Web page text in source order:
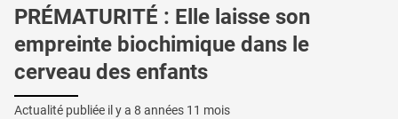
PRÉMATURITÉ : Elle laisse son
empreinte biochimique dans le
cerveau des enfants
Actualité publiée il y a 8 années 11 mois